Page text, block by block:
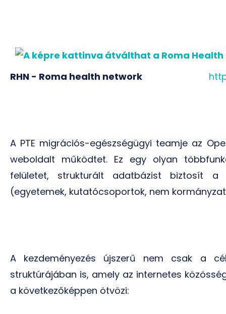
RHN - Roma health network
A PTE migrációs-egészségügyi teamje az
weboldalt működtet. Ez egy olyan
felületet, strukturált adatbázist biztosít a
(egyetemek, kutatócsoportok, nem
A kezdeményezés újszerű nem csak a
struktúrájában is, amely az internetes
a következőképpen ötvözi: